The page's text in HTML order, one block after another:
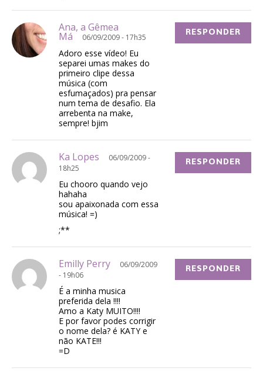
Ana, a Gêmea
Má 06/09/2009 - 17h35
Adoro esse vídeo! Eu
separei umas makes do
primeiro clipe dessa
música (com
esfumaçados) pra pensar
num tema de desafio. Ela
arrebenta na make,
sempre! bjim
RESPONDER
Ka Lopes
06/09/2009 -
18h25
Eu chooro quando vejo
hahaha
sou apaixonada com essa
música! =)
;**
RESPONDER
Emilly Perry
06/09/2009
- 19h06
É a minha musica
preferida dela !!!!
Amo a Katy MUITO!!!!
E por favor podes corrigir
o nome dela? é KATY e
não KATE!!!
=D
RESPONDER